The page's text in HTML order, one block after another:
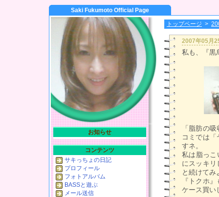
Saki Fukumoto Official Page
トップページ >
2007年05月
私も、『黒
「脂肪の
コミでは
すネ。
私は脂っこ
にスッキリ
と続けてみ
『トクホ
ケース買い
お知らせ
コンテンツ
サキっちょの日記
プロフィール
フォトアルバム
BASSと遊ぶ
メール送信